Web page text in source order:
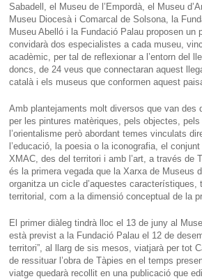
Sabadell, el Museu de l’Empordà, el Museu
Museu Diocesà i Comarcal de Solsona, la
Museu Abelló i la Fundació Palau proposen un
convidarà dos especialistes a cada museu,
acadèmic, per tal de reflexionar a l’entorn del
doncs, de 24 veus que connectaran aquest
català i els museus que conformen aquest
Amb plantejaments molt diversos que van des
per les pintures matèriques, pels objectes,
l’orientalisme però abordant temes vinculats
l’educació, la poesia o la iconografia, el
XMAC, des del territori i amb l’art, a través de
és la primera vegada que la Xarxa de Museus
organitza un cicle d’aquestes característiques,
territorial, com a la dimensió conceptual de la
El primer diàleg tindrà lloc el 13 de juny al
està previst a la Fundació Palau el 12 de
territori”, al llarg de sis mesos, viatjarà per tot
de ressituar l’obra de Tàpies en el temps
viatge quedarà recollit en una publicació que